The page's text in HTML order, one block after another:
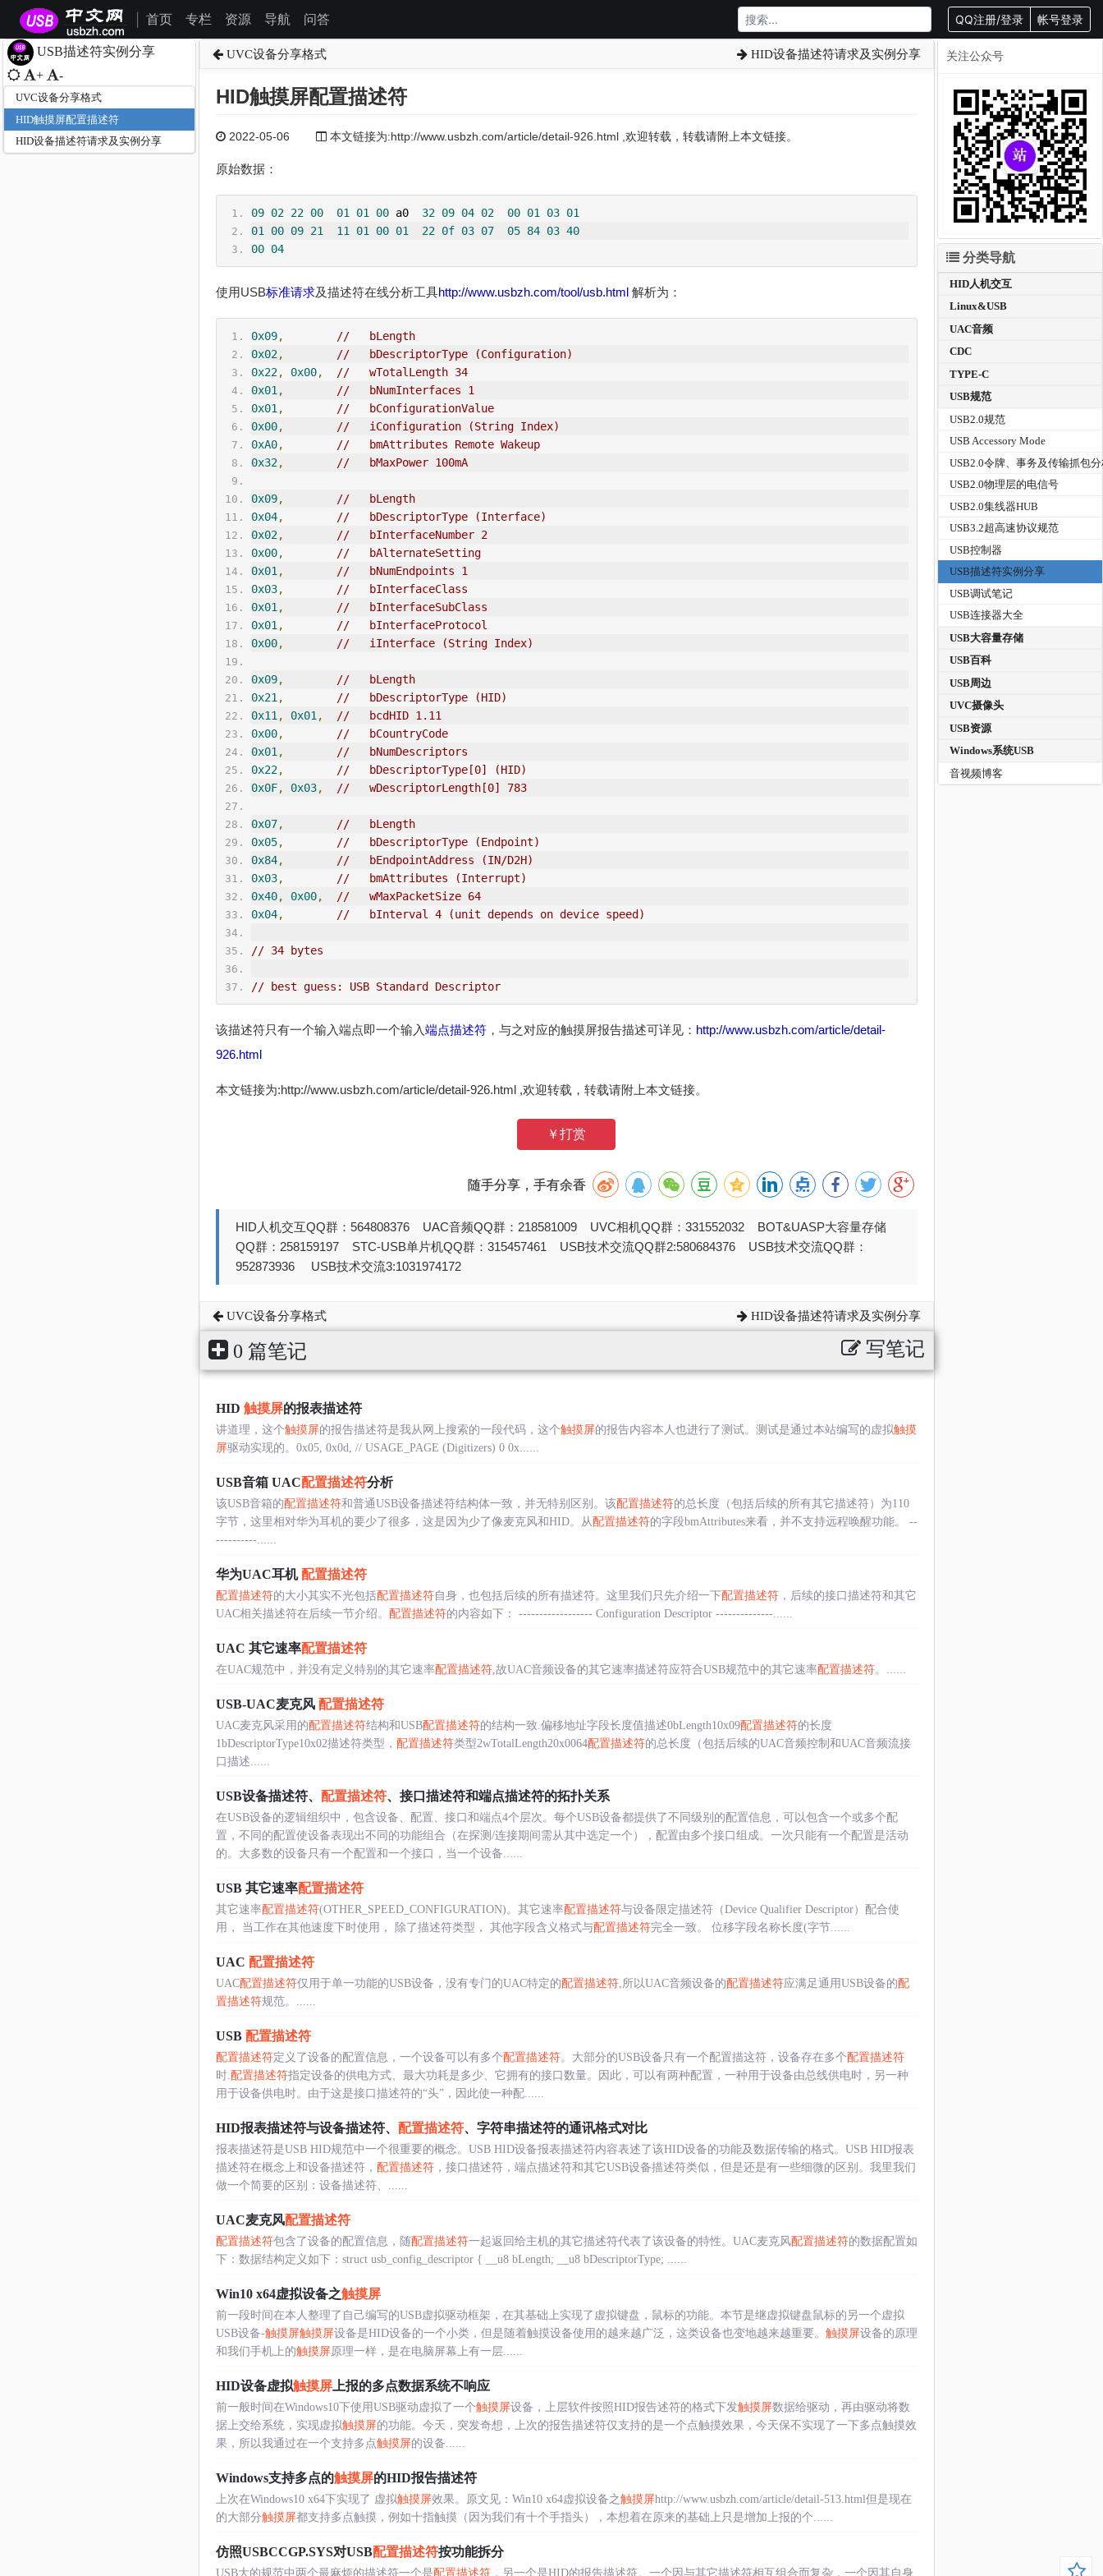
首页 专栏 资源 导航 问答 QQ注册/登录 帐号登录
USB描述符实例分享
+ -
UVC设备分享格式
HID触摸屏配置描述符
HID设备描述符请求及实例分享
UVC设备分享格式 HID设备描述符请求及实例分享
HID触摸屏配置描述符
2022-05-06 本文链接为:http://www.usbzh.com/article/detail-926.html ,欢迎转载，转载请附上本文链接。
原始数据：
09 02 22 00 01 01 00 a0 32 09 04 02 00 01 03 01
01
00 09 21 11 01 00 01 22 0f 03 07 05 84 03 40
00 04
使用USB标准请求及描述符在线分析工具http://www.usbzh.com/tool/usb.html解析为：
0x09,
//   bLength
0x02,
//   bDescriptorType (Configuration)
0x22, 0x00,
//   wTotalLength 34
0x01 ,
//   bNumInterfaces 1
0x01 ,
//   bConfigurationValue
0x00,
//   iConfiguration (String Index)
0xA0,
//   bmAttributes Remote Wakeup
0x32, //   bMaxPower 100mA
0x09,
//   bLength
0x04,
//   bDescriptorType (Interface)
0x02,
//   bInterfaceNumber 2
0x00,
//   bAlternateSetting
0x01 ,
//   bNumEndpoints 1
0x03,
//   bInterfaceClass
0x01 ,
//   bInterfaceSubClass
0x01 ,
//   bInterfaceProtocol
0x00, //   iInterface (String Index)
0x09,
//   bLength
0x21 , //   bDescriptorType (HID)
0x11 , 0x01 , //   bcdHID 1.11
0x00,
//   bCountryCode
0x01 ,
//   bNumDescriptors
0x22, //   bDescriptorType[0] (HID)
0x0F, 0x03, //   wDescriptorLength[0] 783
0x07,
//   bLength
0x05,
//   bDescriptorType (Endpoint)
0x84, //   bEndpointAddress (IN/D2H)
0x03,
//   bmAttributes (Interrupt)
0x40, 0x00,
//   wMaxPacketSize 64
0x04, // bInterval 4 (unit depends on device speed)
// 34 bytes
// best guess: USB Standard Descriptor
该描述符只有一个输入端点即一个输入端点描述符，与之对应的触摸屏报告描述可详见： http://www.usbzh.com/article/detail-
926.html
本文链接为:http://www.usbzh.com/article/detail-926.html ,欢迎转载，转载请附上本文链接。
￥打赏
随手分享，手有余香
HID人机交互QQ群：564808376 UAC音频QQ群：218581009 UVC相机QQ群：331552032 BOT&UASP大容量存储
QQ群：258159197 STC-USB单片机QQ群：315457461 USB技术交流QQ群2:580684376 USB技术交流QQ群：
952873936 USB技术交流3:1031974172
UVC设备分享格式 HID设备描述符请求及实例分享
0 篇笔记 写笔记
HID 触摸屏的报表描述符
讲道理，这个触摸屏的报告描述符是我从网上搜索的一段代码，这个触摸屏的报告内容本人也进行了测试。测试是通过本站编写的虚拟触摸
屏驱动实现的。0x05, 0x0d, // USAGE_PAGE (Digitizers) 0 0x......
USB音箱 UAC配置描述符分析
该USB音箱的配置描述符和普通USB设备描述符结构体一致，并无特别区别。该配置描述符的总长度（包括后续的所有其它描述符）为110
字节，这里相对华为耳机的要少了很多，这是因为少了像麦克风和HID。从配置描述符的字段bmAttributes来看，并不支持远程唤醒功能。 --
----------......
华为UAC耳机配置描述符
配置描述符的大小其实不光包括配置描述符自身，也包括后续的所有描述符。这里我们只先介绍一下配置描述符，后续的接口描述符和其它
UAC相关描述符在后续一节介绍。 配置描述符的内容如下： ------------------ Configuration Descriptor --------------......
UAC 其它速率配置描述符
在UAC规范中，并没有定义特别的其它速率配置描述符,故UAC音频设备的其它速率描述符应符合USB规范中的其它速率配置描述符。......
USB-UAC麦克风 配置描述符
UAC麦克风采用的配置描述符结构和USB配置描述符的结构一致.偏移地址字段长度值描述0bLength10x09配置描述符的长度
1bDescriptorType10x02描述符类型， 配置描述符类型2wTotalLength20x0064配置描述符的总长度（包括后续的UAC音频控制和UAC音频流接
口描述......
USB设备描述符、 配置描述符、接口描述符和端点描述符的拓扑关系
在USB设备的逻辑组织中，包含设备、配置、接口和端点4个层次。每个USB设备都提供了不同级别的配置信息，可以包含一个或多个配
置，不同的配置使设备表现出不同的功能组合（在探测/连接期间需从其中选定一个），配置由多个接口组成。一次只能有一个配置是活动
的。大多数的设备只有一个配置和一个接口，当一个设备......
USB 其它速率配置描述符
其它速率配置描述符(OTHER_SPEED_CONFIGURATION)。其它速率配置描述符与设备限定描述符（Device Qualifier Descriptor）配合使
用， 当工作在其他速度下时使用， 除了描述符类型， 其他字段含义格式与配置描述符完全一致。 位移字段名称长度(字节......
UAC 配置描述符
UAC配置描述符仅用于单一功能的USB设备，没有专门的UAC特定的配置描述符,所以UAC音频设备的配置描述符应满足通用USB设备的配
置描述符规范。......
USB 配置描述符
配置描述符定义了设备的配置信息，一个设备可以有多个配置描述符。大部分的USB设备只有一个配置描这符，设备存在多个配置描述符
时.配置描述符指定设备的供电方式、最大功耗是多少、它拥有的接口数量。因此，可以有两种配置，一种用于设备由总线供电时，另一种
用于设备供电时。由于这是接口描述符的“头”，因此使一种配......
HID报表描述符与设备描述符、 配置描述符、字符串描述符的通讯格式对比
报表描述符是USB HID规范中一个很重要的概念。USB HID设备报表描述符内容表述了该HID设备的功能及数据传输的格式。USB HID报表
描述符在概念上和设备描述符， 配置描述符，接口描述符，端点描述符和其它USB设备描述符类似，但是还是有一些细微的区别。我里我们
做一个简要的区别：设备描述符、......
UAC麦克风配置描述符
配置描述符包含了设备的配置信息，随配置描述符一起返回给主机的其它描述符代表了该设备的特性。UAC麦克风配置描述符的数据配置如
下：数据结构定义如下：struct usb_config_descriptor { __u8 bLength; __u8 bDescriptorType; ......
Win10 x64虚拟设备之触摸屏
前一段时间在本人整理了自己编写的USB虚拟驱动框架，在其基础上实现了虚拟键盘，鼠标的功能。本节是继虚拟键盘鼠标的另一个虚拟
USB设备-触摸屏触摸屏设备是HID设备的一个小类，但是随着触摸设备使用的越来越广泛，这类设备也变地越来越重要。 触摸屏设备的原理
和我们手机上的触摸屏原理一样，是在电脑屏幕上有一层......
HID设备虚拟触摸屏上报的多点数据系统不响应
前一般时间在Windows10下使用USB驱动虚拟了一个触摸屏设备，上层软件按照HID报告述符的格式下发触摸屏数据给驱动，再由驱动将数
据上交给系统，实现虚拟触摸屏的功能。今天，突发奇想，上次的报告描述符仅支持的是一个点触摸效果，今天保不实现了一下多点触摸效
果，所以我通过在一个支持多点触摸屏的设备......
Windows支持多点的触摸屏的HID报告描述符
上次在Windows10 x64下实现了 虚拟触摸屏效果。原文见：Win10 x64虚拟设备之触摸屏http://www.usbzh.com/article/detail-513.html但是现在
的大部分触摸屏都支持多点触摸，例如十指触摸（因为我们有十个手指头），本想着在原来的基础上只是增加上报的个......
仿照USBCCGP.SYS对USB配置描述符按功能拆分
USB大的规范中两个最麻烦的描述符一个是配置描述符，另一个是HID的报告描述符。一个因与其它描述符相互组合而复杂，一个因其自身
关注公众号
分类导航
HID人机交互
Linux&USB
UAC音频
CDC
TYPE-C
USB规范
USB2.0规范
USB Accessory Mode
USB2.0令牌、事务及传输抓包
USB2.0物理层的电信号
USB2.0集线器HUB
USB3.2超高速协议规范
USB控制器
USB描述符实例分享
USB调试笔记
USB连接器大全
USB大容量存储
USB百科
USB周边
UVC摄像头
USB资源
Windows系统USB
音视频博客